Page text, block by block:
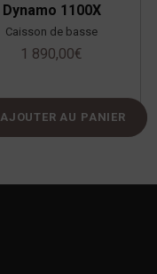
Dynamo 1100X
Caisson de basse
1 890,00€
AJOUTER AU PANIER